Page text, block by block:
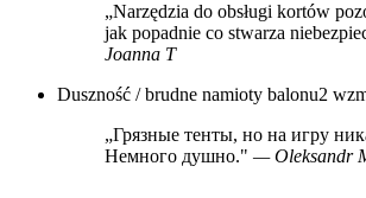
„Narzędzia do obsługi kortów
jak popadnie co stwarza
Joanna T
Duszność / brudne namioty balonu2
„Грязные тенты, но на игру
Немного душно." — Oleksandr